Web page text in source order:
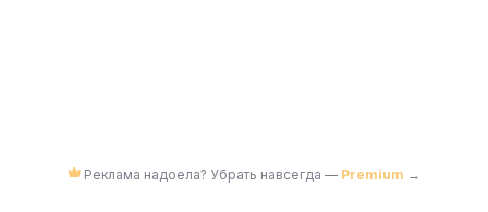
Реклама надоела? Убрать навсегда — Premium →